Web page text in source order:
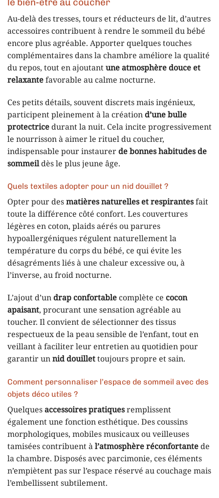
le bien-être au coucher
Au-delà des tresses, tours et réducteurs de lit, d’autres
accessoires contribuent à rendre le sommeil du bébé
encore plus agréable. Apporter quelques touches
complémentaires dans la chambre améliore la qualité
du repos, tout en ajoutantune atmosphère douce et
relaxantefavorable au calme nocturne.
Ces petits détails, souvent discrets mais ingénieux,
participent pleinement à la créationd’une bulle
protectricedurant la nuit. Cela incite progressivement
le nourrisson à aimer le rituel du coucher,
indispensable pour instaurerde bonnes habitudes de
sommeildès le plus jeune âge.
Quels textiles adopter pour un nid douillet ?
Opter pour desmatières naturelles et respirantesfait
toute la différence côté confort. Les couvertures
légères en coton, plaids aérés ou parures
hypoallergéniques régulent naturellement la
température du corps du bébé, ce qui évite les
désagréments liés à une chaleur excessive ou, à
l’inverse, au froid nocturne.
L’ajout d’undrap confortable complète ce cocon
apaisant, procurant une sensation agréable au
toucher. Il convient de sélectionner des tissus
respectueux de la peau sensible de l’enfant, tout en
veillant à faciliter leur entretien au quotidien pour
garantir unnid douillettoujours propre et sain.
Comment personnaliser l’espace de sommeil avec des
objets déco utiles ?
Quelquesaccessoires pratiquesremplissent
également une fonction esthétique. Des coussins
morphologiques, mobiles musicaux ou veilleuses
tamisées contribuent àl’atmosphère réconfortantede
la chambre. Disposés avec parcimonie, ces éléments
n’empiètent pas sur l’espace réservé au couchage mais
l’embellissent subtilement.